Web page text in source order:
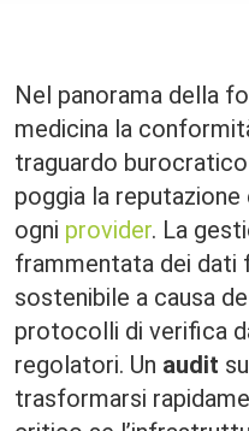
Nel panorama della
medicina la
traguardo
poggia la
ogni provider. La
frammentata dei dati
sostenibile a causa
protocolli di verifica
regolatori. Un audit
trasformarsi